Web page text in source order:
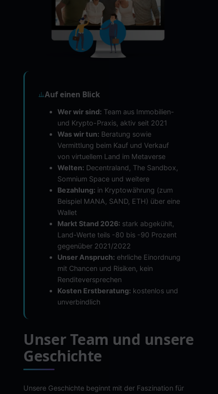
Auf einen Blick
Wer wir sind: Team aus Immobilien-
und Krypto-Praxis, aktiv seit 2021
Was wir tun: Beratung sowie
Vermittlung beim Kauf und Verkauf
von virtuellem Land im Metaverse
Welten: Decentraland, The Sandbox,
Somnium Space und weitere
Bezahlung: in Kryptowährung (zum
Beispiel MANA, SAND, ETH) über eine
Wallet
Markt Stand 2026: stark abgekühlt,
Land-Werte teils -80 bis -90 Prozent
gegenüber 2021/2022
Unser Anspruch: ehrliche Einordnung
mit Chancen und Risiken, kein
Renditeversprechen
Kosten Erstberatung: kostenlos und
unverbindlich
Unser Team und unsere
Geschichte
Unsere Geschichte beginnt mit der Faszination für